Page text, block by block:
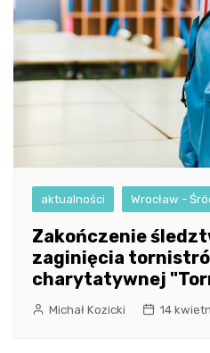
aktualności Wrocław -
Zakończenie
zaginięcia
charytatywnej
Michał Kozicki 14